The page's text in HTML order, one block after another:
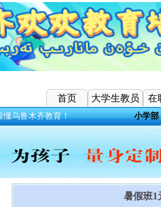
首页 大学生教员 在
懂乌鲁木齐教育！ 小学部
暑假班1